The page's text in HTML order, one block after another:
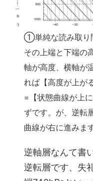
①単純な読み取り
その上端と下端の
軸が高度、横軸が
れば【高度が上が
=【状態曲線が上
ずです。が、逆転
曲線が右に進みま
逆軸層なんて書
逆転層です、失